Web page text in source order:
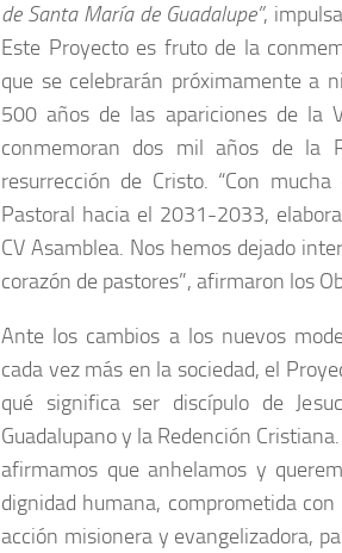
de Santa María de Guadalupe”,
Este Proyecto es fruto de la
que se celebrarán próximamente a
500 años de las apariciones de la
conmemoran dos mil años de la
resurrección de Cristo. “Con
Pastoral hacia el 2031-2033,
CV Asamblea. Nos hemos dejado
corazón de pastores”, afirmaron los
Ante los cambios a los nuevos
cada vez más en la sociedad, el
qué significa ser discípulo de
Guadalupano y la Redención
afirmamos que anhelamos y
dignidad humana, comprometida
acción misionera y evangelizadora,